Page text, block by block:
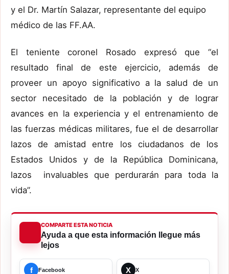
y el Dr. Martín Salazar, representante del equipo
médico de las FF.AA.
El teniente coronel Rosado expresó que “el
resultado final de este ejercicio, además de
proveer un apoyo significativo a la salud de un
sector necesitado de la población y de lograr
avances en la experiencia y el entrenamiento de
las fuerzas médicas militares, fue el de desarrollar
lazos de amistad entre los ciudadanos de los
Estados Unidos y de la República Dominicana,
lazos invaluables que perdurarán para toda la
vida”.
COMPARTE ESTA NOTICIA
Ayuda a que esta información llegue más
lejos
f Facebook X X